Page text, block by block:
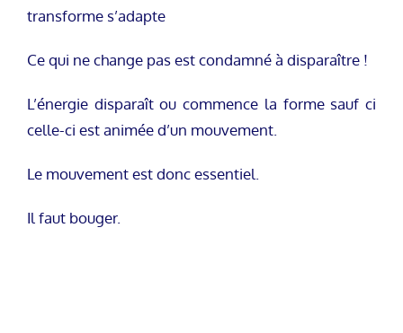
transforme s’adapte
Ce qui ne change pas est condamné à disparaître !
L’énergie disparaît ou commence la forme sauf ci
celle-ci est animée d’un mouvement.
Le mouvement est donc essentiel.
Il faut bouger.